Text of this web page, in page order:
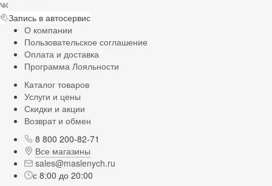
Запись в автосервис
О компании
Пользовательское соглашение
Оплата и доставка
Программа Лояльности
Каталог товаров
Услуги и цены
Скидки и акции
Возврат и обмен
8 800 200-82-71
Все магазины
sales@maslenych.ru
с 8:00 до 20:00